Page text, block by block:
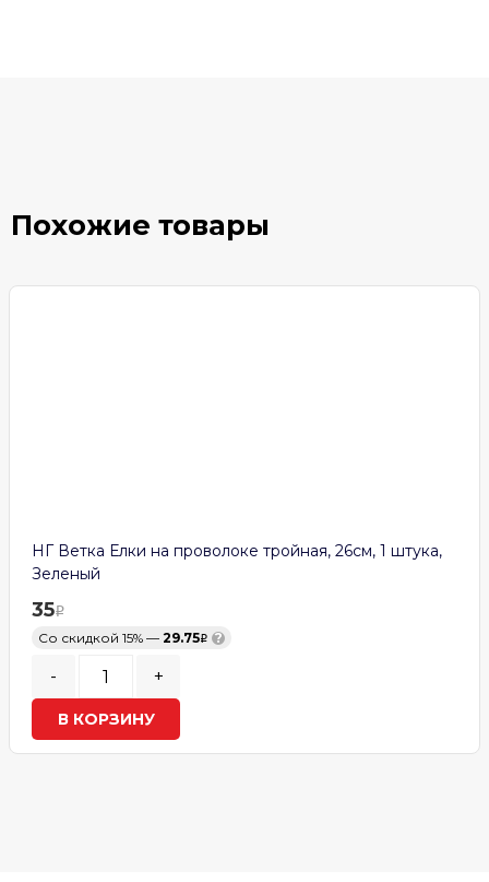
Похожие товары
НГ Ветка Елки на проволоке тройная, 26см, 1 штука,
Зеленый
35
Со скидкой 15% — 29.75 ?
- +
В КОРЗИНУ